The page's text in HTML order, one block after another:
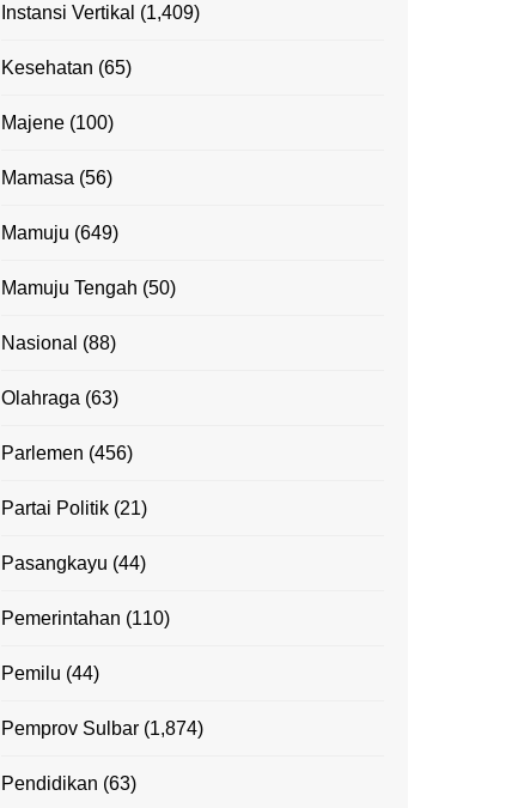
Instansi Vertikal (1,409)
Kesehatan (65)
Majene (100)
Mamasa (56)
Mamuju (649)
Mamuju Tengah (50)
Nasional (88)
Olahraga (63)
Parlemen (456)
Partai Politik (21)
Pasangkayu (44)
Pemerintahan (110)
Pemilu (44)
Pemprov Sulbar (1,874)
Pendidikan (63)